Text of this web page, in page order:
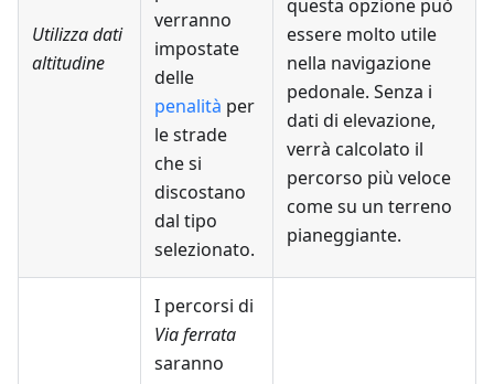
Utilizza dati
altitudine
verranno
impostate
delle
penalità per
le strade
che si
discostano
dal tipo
selezionato.
questa opzione può
essere molto utile
nella navigazione
pedonale. Senza i
dati di elevazione,
verrà calcolato il
percorso più veloce
come su un terreno
pianeggiante.
I percorsi di
Via ferrata
saranno